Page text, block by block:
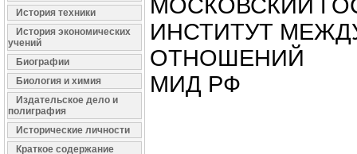
История техники
История экономических
учений
Биографии
Биология и химия
Издательское дело и
полиграфия
Исторические личности
Краткое содержание
МОСКОВСКИЙ
ИНСТИТУТ
ОТНОШЕНИЙ
МИД РФ